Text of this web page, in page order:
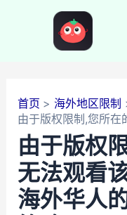
首页
海外地区限制
由于版权限制,您所在
由于版权
无法观看
海外华人